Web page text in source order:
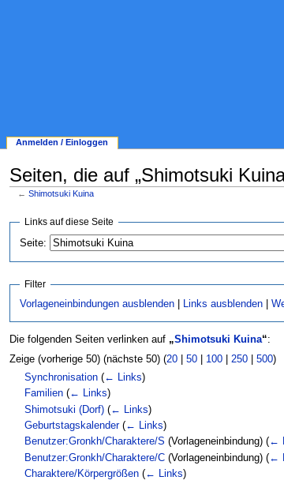
Seiten, die auf „Shimotsuki
←Shimotsuki Kuina
Links auf diese Seite
Seite:
Filter
Vorlageneinbindungen ausblenden
Links ausblenden |
Die folgenden Seiten verlinken auf „Shimotsuki Kuina“:
Zeige (vorherige 50) (nächste 50) (20| 50| 100| 250| 500)
Synchronisation (← Links)
Familien (← Links)
Shimotsuki (Dorf) (← Links)
Geburtstagskalender (← Links)
Benutzer:Gronkh/Charaktere/S (Vorlageneinbindung) (←
Benutzer:Gronkh/Charaktere/C(Vorlageneinbindung) (←
Charaktere/Körpergrößen (← Links)
Anmelden / Einloggen